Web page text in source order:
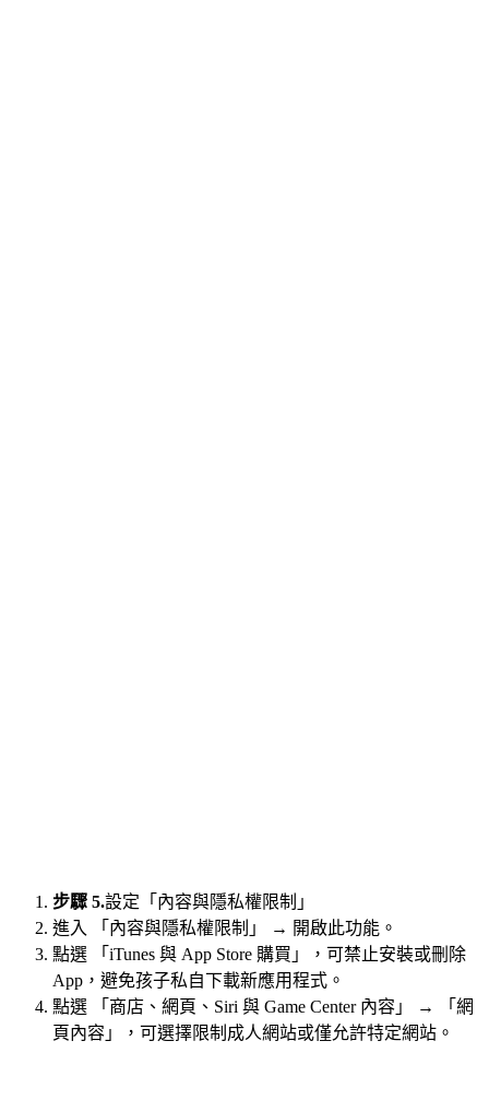
步驟 5.設定「內容與隱私權限制」
進入 「內容與隱私權限制」 → 開啟此功能。
點選 「iTunes 與 App Store 購買」，可禁止安裝或刪除
App，避免孩子私自下載新應用程式。
點選 「商店、網頁、Siri 與 Game Center 內容」 → 「網
頁內容」，可選擇限制成人網站或僅允許特定網站。